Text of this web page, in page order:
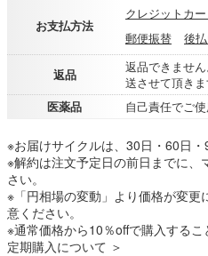
お支払方法
クレジットカ
郵便振替
後
返品
返品できませ
送させて頂き
医薬品
自己責任でご
※お届けサイクルは、30日・60日・
※解約は注文予定日の前日までに
さい。
※「円相場の変動」より価格が変更
意ください。
※通常価格から10％offで購入するこ
定期購入について ＞